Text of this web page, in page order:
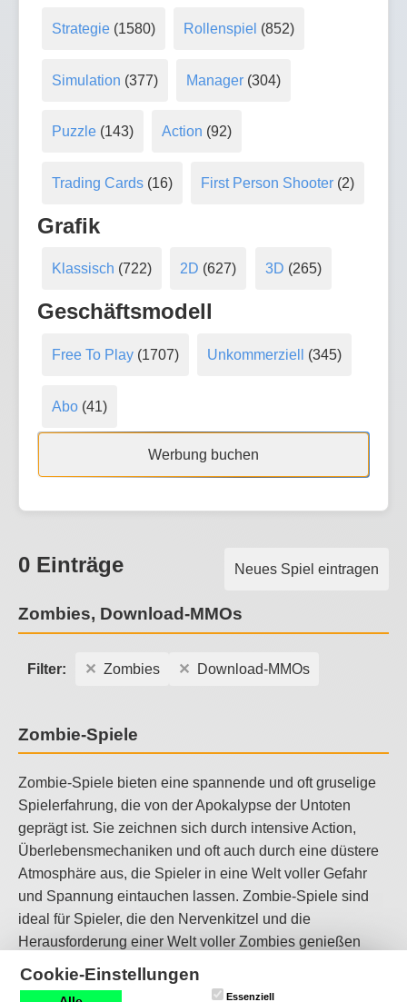
Strategie(1580) Rollenspiel (852)
Simulation (377) Manager (304)
Puzzle(143) Action (92)
Trading Cards(16) First Person Shooter (2)
Grafik
Klassisch (722) 2D (627) 3D (265)
Geschäftsmodell
Free To Play(1707) Unkommerziell (345)
Abo(41)
Werbung buchen
Neues Spiel eintragen
0 Einträge
Zombies, Download-MMOs
Filter: Zombies Download-MMOs
Zombie-Spiele
Zombie-Spiele bieten eine spannende und oft gruselige
Spielerfahrung, die von der Apokalypse der Untoten
geprägt ist. Sie zeichnen sich durch intensive Action,
Überlebensmechaniken und oft auch durch eine düstere
Atmosphäre aus, die Spieler in eine Welt voller Gefahr
und Spannung eintauchen lassen. Zombie-Spiele sind
ideal für Spieler, die den Nervenkitzel und die
Herausforderung einer Welt voller Zombies genießen
möchten.
Cookie-Einstellungen
Essenziell